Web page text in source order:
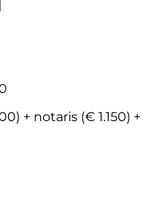
+ notaris (€ 1.150) +